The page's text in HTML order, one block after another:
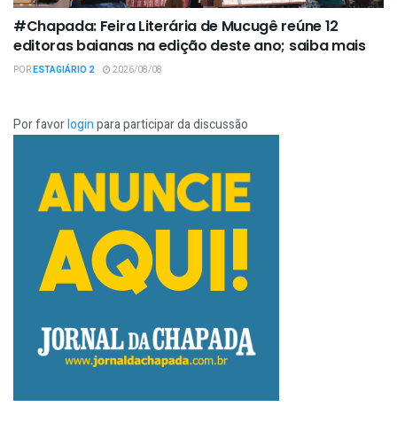
#Chapada: Feira Literária de Mucugê reúne 12
editoras baianas na edição deste ano; saiba mais
PORESTAGIÁRIO 2 2026/08/08
Por favorloginpara participar da discussão